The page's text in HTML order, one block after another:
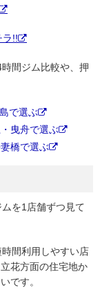
ラ!!
間ジム比較や、押
で選ぶ
曳舟で選ぶ
橋で選ぶ
を1店舗ずつ見て
間利用しやすい店
花方面の住宅地か
です。